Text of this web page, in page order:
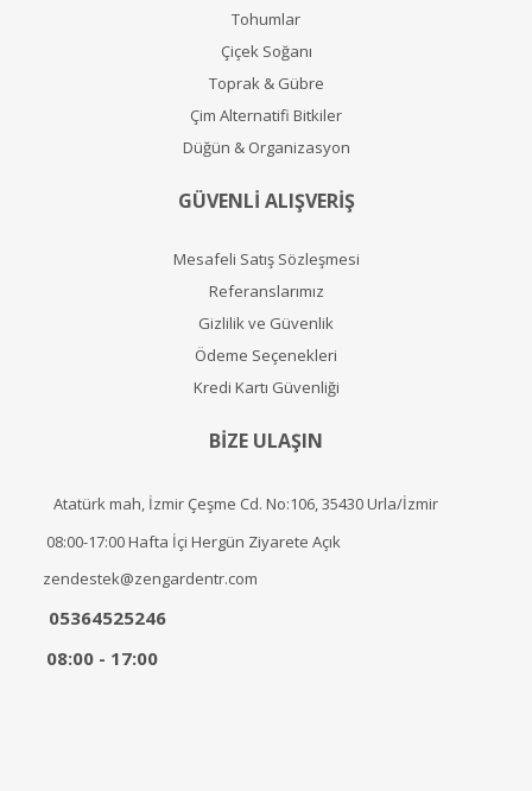
Tohumlar
Çiçek Soğanı
Toprak & Gübre
Çim Alternatifi Bitkiler
Düğün & Organizasyon
GÜVENLİ ALIŞVERİŞ
Mesafeli Satış Sözleşmesi
Referanslarımız
Gizlilik ve Güvenlik
Ödeme Seçenekleri
Kredi Kartı Güvenliği
BİZE ULAŞIN
Atatürk mah, İzmir Çeşme Cd. No:106, 35430 Urla/İzmir
08:00-17:00 Hafta İçi Hergün Ziyarete Açık
zendestek@zengardentr.com
05364525246
08:00 - 17:00